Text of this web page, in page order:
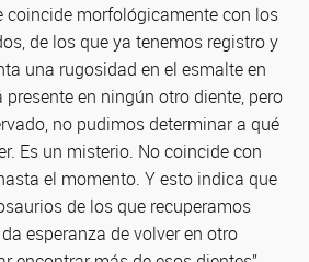
coincide morfológicamente con los
de los que ya tenemos registro y
una rugosidad en el esmalte en
en ningún otro diente, pero
no pudimos determinar a qué
Es un misterio. No coincide con
el momento. Y esto indica que
de los que recuperamos
esperanza de volver en otro